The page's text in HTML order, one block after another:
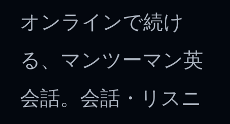
オンラインで続け
る、マンツーマン英
会話。会話・リスニ